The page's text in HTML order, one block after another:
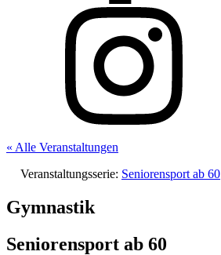
« Alle Veranstaltungen
Veranstaltungsserie: Seniorensport ab 60
Gymnastik
Seniorensport ab 60